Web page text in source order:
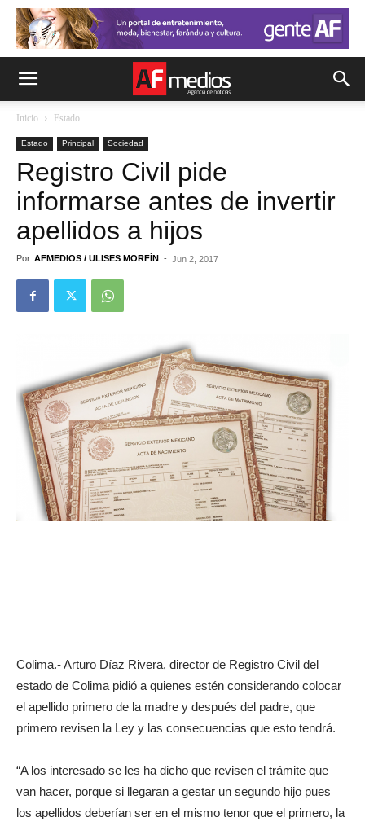
Inicio Estado
Estado Principal Sociedad
Registro Civil pide
informarse antes de invertir
apellidos a hijos
Por AFMEDIOS / ULISES MORFÍN - Jun 2, 2017
Colima.- Arturo Díaz Rivera, director de Registro Civil del
estado de Colima pidió a quienes estén considerando colocar
el apellido primero de la madre y después del padre, que
primero revisen la Ley y las consecuencias que esto tendrá.
“A los interesado se les ha dicho que revisen el trámite que
van hacer, porque si llegaran a gestar un segundo hijo pues
los apellidos deberían ser en el mismo tenor que el primero, la